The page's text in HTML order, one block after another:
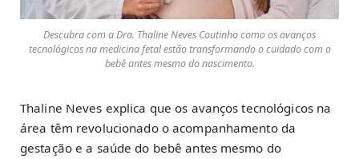
Descubra com a Dra. Thaline Neves Coutinho como os avanços
tecnológicos na medicina fetal estão transformando o cuidado com o
bebê antes mesmo do nascimento.
Thaline Neves explica que os avanços tecnológicos na
área têm revolucionado o acompanhamento da
gestação e a saúde do bebê antes mesmo do